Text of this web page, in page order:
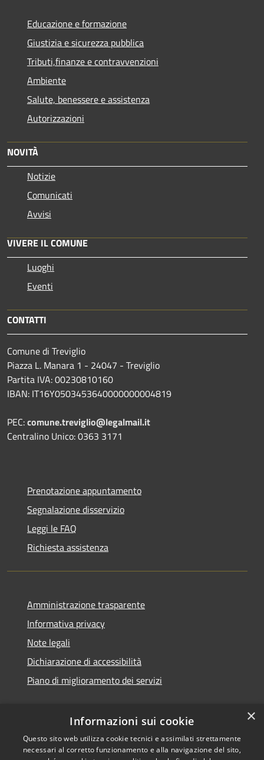
Educazione e formazione
Giustizia e sicurezza pubblica
Tributi,finanze e contravvenzioni
Ambiente
Salute, benessere e assistenza
Autorizzazioni
NOVITÀ
Notizie
Comunicati
Avvisi
VIVERE IL COMUNE
Luoghi
Eventi
CONTATTI
Comune di Treviglio
Piazza L. Manara 1 - 24047 - Treviglio
Partita IVA: 00230810160
IBAN: IT16Y0503453640000000004819
PEC:comune.treviglio@legalmail.it
Centralino Unico: 0363 3171
Prenotazione appuntamento
Segnalazione disservizio
Leggi le FAQ
Richiesta assistenza
Amministrazione trasparente
Informativa privacy
Note legali
Dichiarazione di accessibilità
Piano di miglioramento dei servizi
RSS
Accessibilità
Copyright © 2026 • Comune di
Treviglio • Powered by
×
Informazioni sui cookie
Questo sito web utilizza cookie tecnici e assimilati strettamente
necessari al corretto funzionamento e alla navigazione del sito,